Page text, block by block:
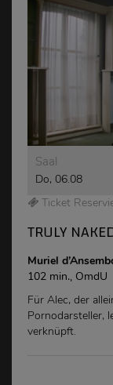
Saal
Do, 06.08
Ticket
TRULY
Muriel
102 min., OmdU
Für Alec, der
Pornodarsteller,
verknüpft.